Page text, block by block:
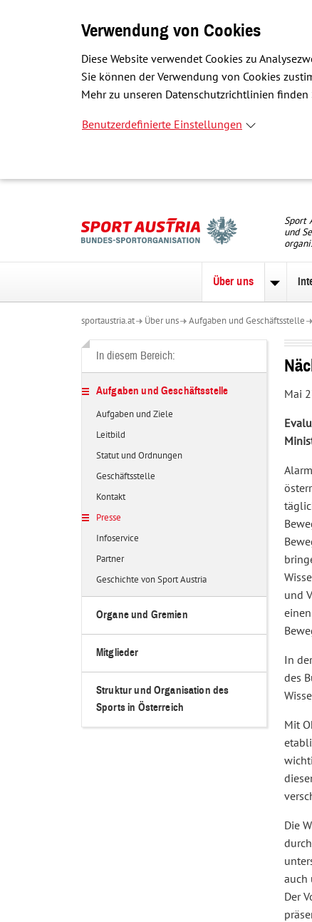
Verwendung von Cookies
Diese Website verwendet Cookies zu
Sie können der Verwendung von Cookies
Mehr zu unseren Datenschutzrichtlinien finden
Benutzerdefinierte Einstellungen
Sport
und
Über uns
Über
sportaustria.at Über uns Aufgaben und Geschäftsstelle
In diesem Bereich:
Aufgaben und Geschäftsstelle
Aufgaben und Ziele
Leitbild
Statut und Ordnungen
Geschäftsstelle
Kontakt
Presse
Infoservice
Partner
Geschichte von Sport Austria
Organe und Gremien
Mitglieder
Struktur und Organisation des
Sports in Österreich
Mai
und
In
des
Mit
Die
auch
Der